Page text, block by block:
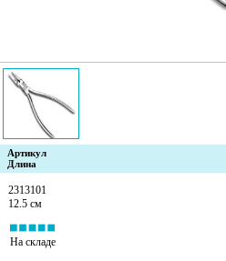
Артикул
Длина
2313101
12.5 см
На складе